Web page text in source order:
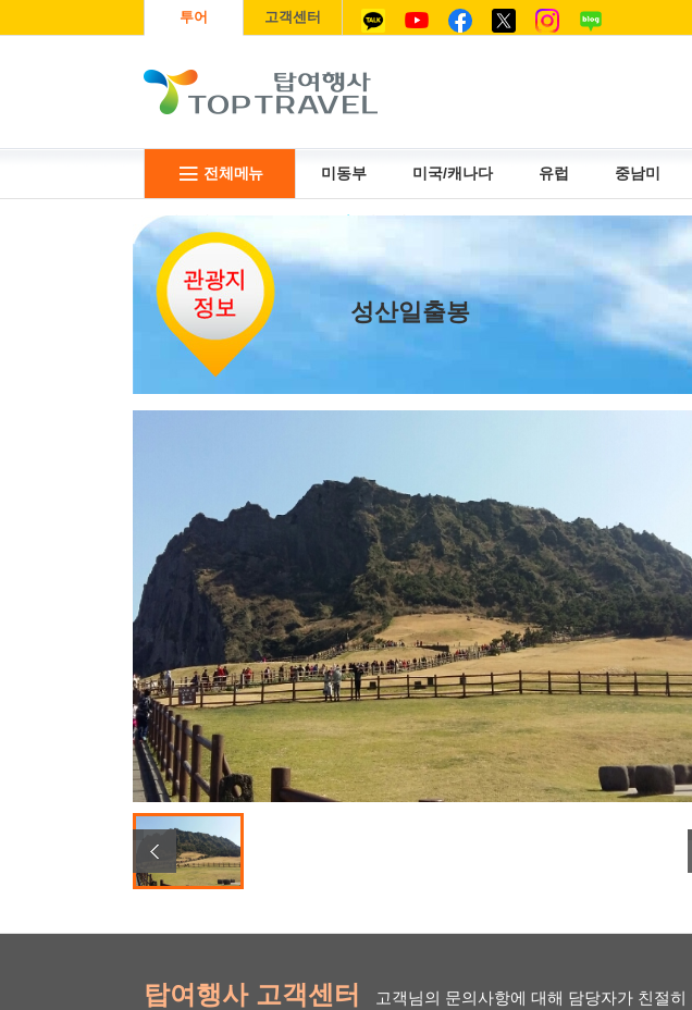
투어 고객센터
전체메뉴 미동부 미국/캐나다 유럽 중남미
리무진
성산일출봉
탑여행사 고객센터 고객님의 문의사항에 대해 담당자가 친절